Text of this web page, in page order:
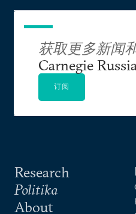
Research
Politika
About
获取更多新闻
Carnegie
订阅